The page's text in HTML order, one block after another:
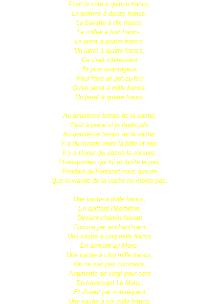
F'rait la côte à quinze francs,
La poitrine à douze francs,
La bavette à dix francs,
Le collier à huit francs,
Le jarret à quatre francs.
Un jarret à quatre francs,
Ce s'rait intéressant
Et plus avantageux
Pour faire un pot-au-feu
Qu'un jarret à mille francs,
Un jarret à quatre francs
Au deuxième temps de la vache,
C'est à peine si je l'aperçois,
Au deuxième temps de la vache,
Y a du monde entre la bête et moi.
Il y a l'tueur qui passe la mesure,
L'transporteur qui lui emboîte le pas,
Pendant qu'Fontanet nous assure
Que la viande de la vache ne monte pas.
Une vache à mille francs,
En quittant l'Morbihan,
Devient chemin faisant
Comme par enchant'ment
Une vache à cinq mille francs
En arrivant au Mans.
Une vache à cinq mille francs,
On ne sait pas comment,
Augmente de vingt pour cent
En traversant Le Mans,
Et d'vient par conséquent
Une vache à six mille francs.